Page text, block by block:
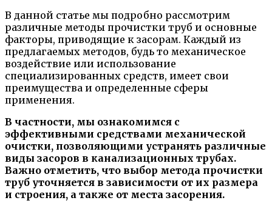
В данной статье мы подробно рассмотрим
различные методы прочистки труб и основные
факторы, приводящие к засорам. Каждый из
предлагаемых методов, будь то механическое
воздействие или использование
специализированных средств, имеет свои
преимущества и определенные сферы
применения.
В частности, мы ознакомимся с
эффективными средствами механической
очистки, позволяющими устранять различные
виды засоров в канализационных трубах.
Важно отметить, что выбор метода прочистки
труб уточняется в зависимости от их размера
и строения, а также от места засорения.